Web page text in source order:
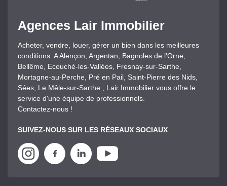
Agences Lair Immobilier
Acheter, vendre, louer, gérer un bien dans les meilleures
conditions. A Alençon, Argentan, Bagnoles de l'Orne,
Bellême, Ecouché-les-Vallées, Fresnay-sur-Sarthe,
Mortagne-au-Perche, Pré en Pail, Saint-Pierre des Nids,
Sées, Le Mêle-sur-Sarthe , Lair Immobilier vous offre le
service d'une équipe de professionnels.
Contactez-nous !
SUIVEZ-NOUS SUR LES RÉSEAUX SOCIAUX